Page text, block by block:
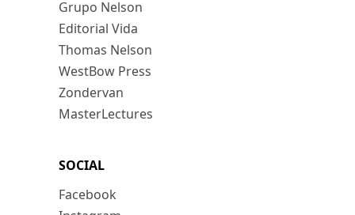
Grupo Nelson
Editorial Vida
Thomas Nelson
WestBow Press
Zondervan
MasterLectures
SOCIAL
Facebook